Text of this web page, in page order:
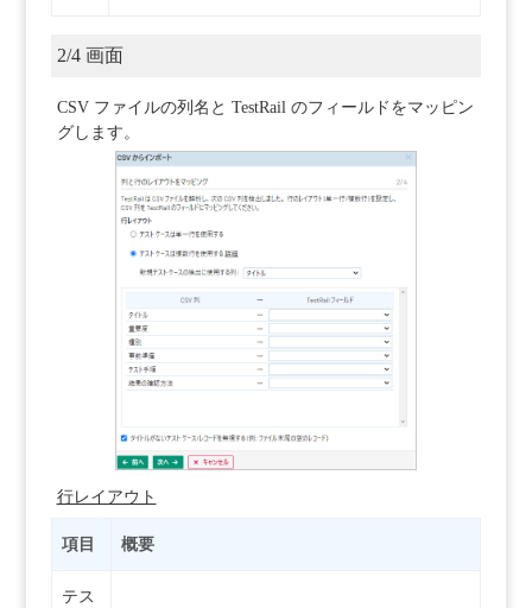
2/4 画面
CSV ファイルの列名と TestRail のフィールドをマッピン
グします。
行レイアウト
項目 概要
テス